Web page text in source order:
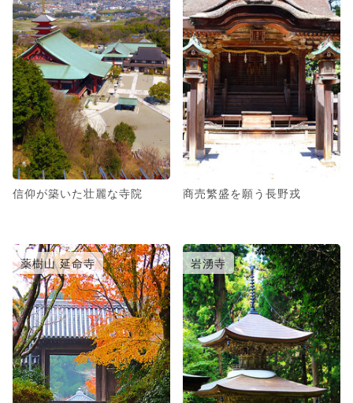
信仰が築いた壮麗な寺院 商売繁盛を願う長野戎
薬樹山 延命寺 岩湧寺